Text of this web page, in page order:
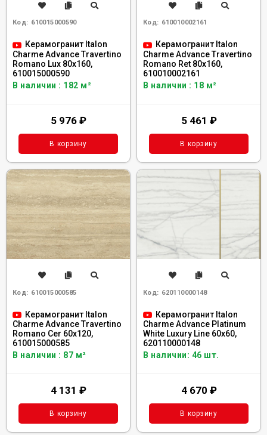
Код: 610015000590
Керамогранит Italon
Charme Advance Travertino
Romano Lux 80x160,
610015000590
В наличии : 182 м²
5 976 ₽
В корзину
Код: 610010002161
Керамогранит Italon
Charme Advance Travertino
Romano Ret 80x160,
610010002161
В наличии : 18 м²
5 461 ₽
В корзину
Код: 610015000585
Керамогранит Italon
Charme Advance Travertino
Romano Сer 60x120,
610015000585
В наличии : 87 м²
4 131 ₽
В корзину
Код: 620110000148
Керамогранит Italon
Charme Advance Platinum
White Luxury Line 60x60,
620110000148
В наличии: 46 шт.
4 670 ₽
В корзину